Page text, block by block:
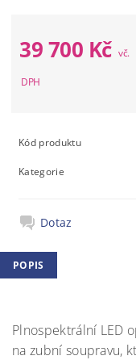
39 700 Kč
Kód produktu
Kategorie
Dotaz
POPIS
Plnospektrální LED
na zubní soupravu,